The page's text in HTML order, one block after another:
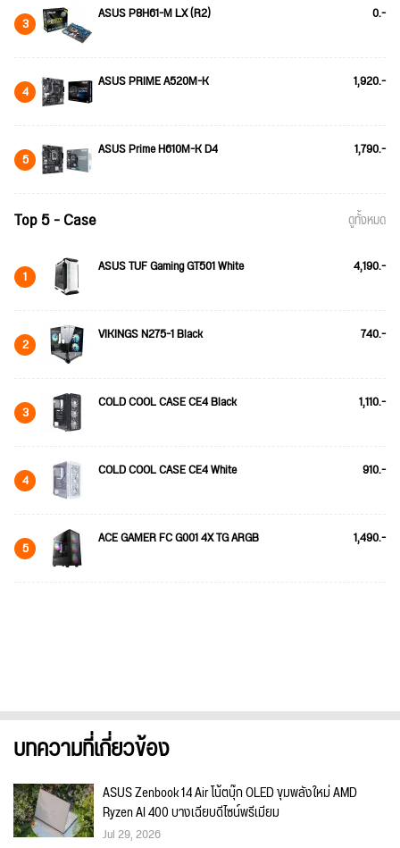
3 ASUS P8H61-M LX (R2) 0.-
4 ASUS PRIME A520M-K 1,920.-
5 ASUS Prime H610M-K D4 1,790.-
Top 5 - Case ดูทั้งหมด
1 ASUS TUF Gaming GT501 White 4,190.-
2 VIKINGS N275-1 Black 740.-
3 COLD COOL CASE CE4 Black 1,110.-
4 COLD COOL CASE CE4 White 910.-
5 ACE GAMER FC G001 4X TG ARGB 1,490.-
บทความที่เกี่ยวข้อง
ASUS Zenbook 14 Air โน้ตบุ๊ก OLED ขุมพลังใหม่ AMD
Ryzen AI 400 บางเฉียบดีไซน์พรีเมียม
Jul 29, 2026